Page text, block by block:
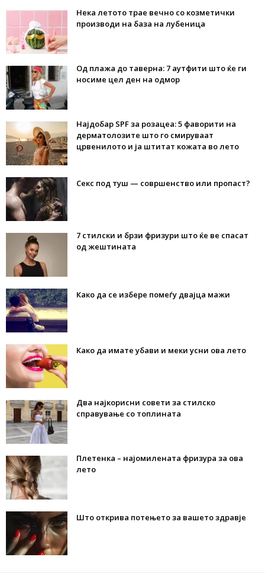
Нека летото трае вечно со козметички
производи на база на лубеница
Од плажа до таверна: 7 аутфити што ќе ги
носиме цел ден на одмор
Најдобар SPF за розацеа: 5 фаворити на
дерматолозите што го смируваат
црвенилото и ја штитат кожата во лето
Секс под туш — совршенство или пропаст?
7 стилски и брзи фризури што ќе ве спасат
од жештината
Како да се избере помеѓу двајца мажи
Како да имате убави и меки усни ова лето
Два најкорисни совети за стилско
справување со топлината
Плетенка – најомилената фризура за ова
лето
Што открива потењето за вашето здравје